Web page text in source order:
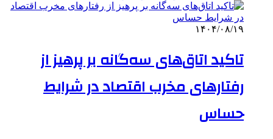
۱۴۰۴/۰۸/۱۹
تاکید اتاق‌های سه‌گانه بر پرهیز از
رفتارهای مخرب اقتصاد در شرایط
حساس